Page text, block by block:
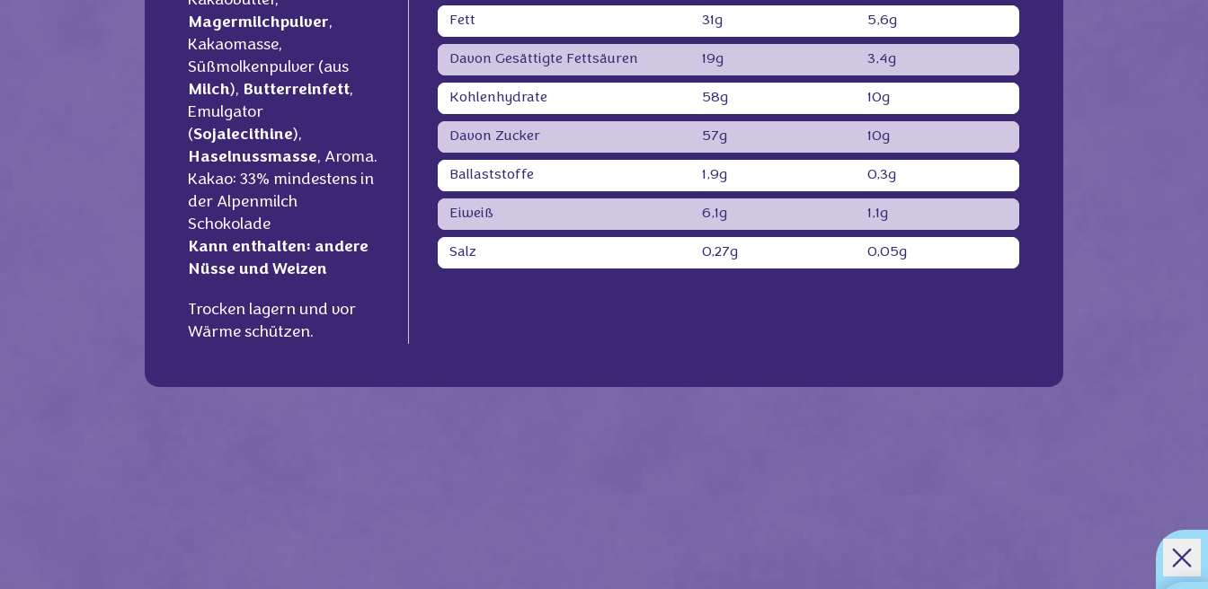
Magermilchpulver,
Kakaomasse,
Süßmolkenpulver (aus
Milch), Butterreinfett,
Emulgator
(Sojalecithine),
Haselnussmasse, Aroma.
Kakao: 33% mindestens in
der Alpenmilch
Schokolade
‎Kann enthalten: andere
Nüsse und Weizen
Trocken lagern und vor
Wärme schützen.
Fett 31g 5,6g
Davon Gesättigte Fettsäuren 19g 3,4g
Kohlenhydrate 58g 10g
Davon Zucker 57g 10g
Ballaststoffe 1,9g 0,3g
Eiweiß 6,1g 1,1g
Salz 0,27g 0,05g